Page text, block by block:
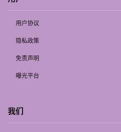
用户协议
隐私政策
免责声明
曝光平台
我们